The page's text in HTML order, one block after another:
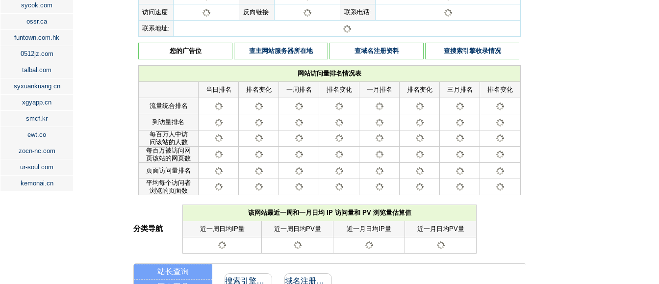
sycok.com
ossr.ca
funtown.com.hk
0512jz.com
talbal.com
syxuankuang.cn
xgyapp.cn
smcf.kr
ewt.co
zocn-nc.com
ur-soul.com
kemonai.cn
访问速度: 反向链接: 联系电话:
联系地址:
您的广告位 查主网站服务器所在地 查域名注册资料 查搜索引擎收录情况
网站访问量排名情况表
当日排名 排名变化 一周排名 排名变化 一月排名 排名变化 三月排名 排名变化
流量统合排名
到访量排名
每百万人中访
问该站的人数
每百万被访问网
页该站的网页数
页面访问量排名
平均每个访问者
浏览的页面数
该网站最近一周和一月日均 IP 访问量和 PV 浏览量估算值
近一周日均IP量 近一周日均PV量 近一月日均IP量 近一月日均PV量
分类导航
站长查询
搜索引擎收录和反向链接 域名注册信息